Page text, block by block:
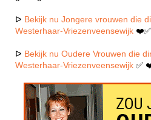
ᐅ Bekijk nu Jongere vrouwen die
Westerhaar-Vriezenveensewijk ❤️✅
ᐅ Bekijk nu Oudere Vrouwen die
Westerhaar-Vriezenveensewijk ✅